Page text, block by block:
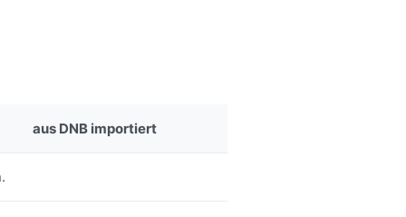
aus DNB importiert